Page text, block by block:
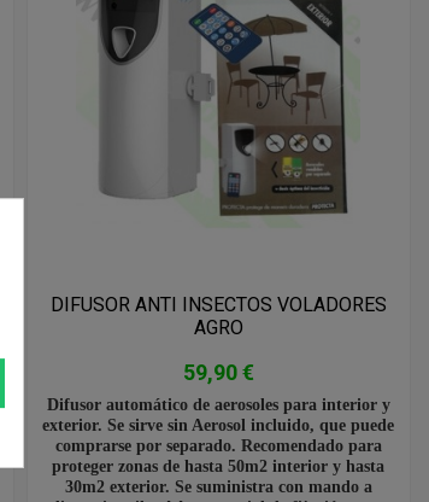
DIFUSOR ANTI INSECTOS VOLADORES
AGRO
59,90 €
Difusor automático de aerosoles para interior y
exterior. Se sirve sin Aerosol incluido, que puede
comprarse por separado. Recomendado para
proteger zonas de hasta 50m2 interior y hasta
30m2 exterior. Se suministra con mando a